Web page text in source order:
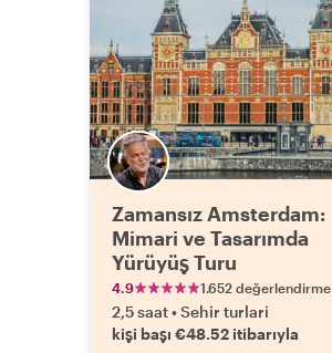
Zamansız Amsterdam:
Mimari ve Tasarımda
Yürüyüş Turu
4.9 1.652 değerlendirme
2,5 saat•Sehir turlari
kişi başı €48.52 itibarıyla